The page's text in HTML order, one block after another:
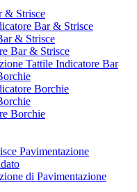
& Strisce
Bar & Strisce
& Strisce
Bar & Strisce
Tattile Indicatore Bar
Borchie
Borchie
Pavimentazione
di Pavimentazione